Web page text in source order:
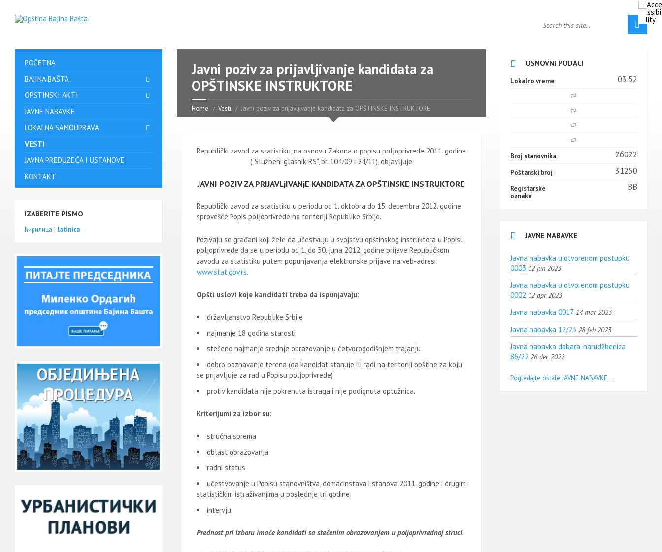
Javni poziv za prijavljivanje kandidata za
OPŠTINSKE INSTRUKTORE
Home Vesti Javni poziv za prijavljivanje kandidata za OPŠTINSKE INSTRUKTORE
Republički zavod za statistiku, na osnovu Zakona o popisu poljoprivrede 2011. godine
(„Službeni glasnik RS“, br. 104/09 i 24/11), objavljuje
JAVNI POZIV ZA PRIJAVLjIVANjE KANDIDATA ZA OPŠTINSKE INSTRUKTORE
Republički zavod za statistiku u periodu od 1. oktobra do 15. decembra 2012. godine
sprovešće Popis poljoprivrede na teritoriji Republike Srbije.
Pozivaju se građani koji žele da učestvuju u svojstvu opštinskog instruktora u Popisu
poljoprivrede da se u periodu od 1. do 30. juna 2012. godine prijave Republičkom
zavodu za statistiku putem popunjavanja elektronske prijave na veb-adresi:
www.stat.gov.rs.
Opšti uslovi koje kandidati treba da ispunjavaju:
državljanstvo Republike Srbije
najmanje 18 godina starosti
stečeno najmanje srednje obrazovanje u četvorogodišnjem trajanju
dobro poznavanje terena (da kandidat stanuje ili radi na teritoriji opštine za koju
se prijavljuje za rad u Popisu poljoprivrede)
protiv kandidata nije pokrenuta istraga i nije podignuta optužnica.
Kriterijumi za izbor su:
stručna sprema
oblast obrazovanja
radni status
učestvovanje u Popisu stanovništva, domaćinstava i stanova 2011. godine i drugim
statističkim istraživanjima u poslednje tri godine
intervju
Prednost pri izboru imaće kandidati sa stečenim obrazovanjem u poljoprivrednoj struci.
POČETNA
BAJINA BAŠTA
OPŠTINSKI AKTI
JAVNE NABAVKE
LOKALNA SAMOUPRAVA
VESTI
JAVNA PREDUZEĆA I USTANOVE
KONTAKT
IZABERITE PISMO
ћирилица | latinica
OSNOVNI PODACI
Lokalno vreme 03:52
Broj stanovnika 26022
Poštanski broj 31250
Registarske
oznake
BB
JAVNE NABAVKE
Javna nabavka u otvorenom postupku
0003 12 jun 2023
Javna nabavka u otvorenom postupku
0002 12 apr 2023
Javna nabavka 0017 14 mar 2023
Javna nabavka 12/23 28 feb 2023
Javna nabavka dobara-narudžbenica
86/22 26 dec 2022
Pogledajte ostale JAVNE NABAVKE...